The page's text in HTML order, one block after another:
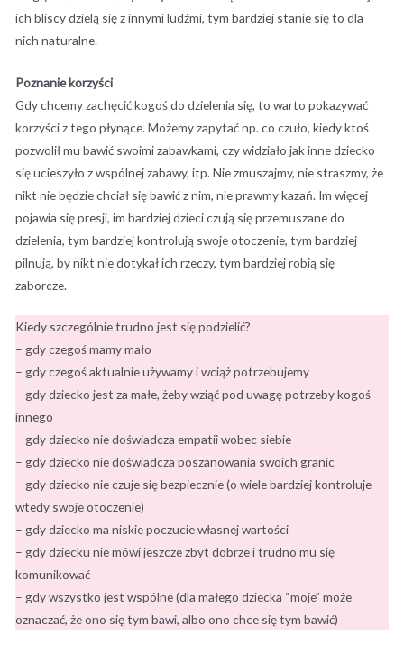
ich bliscy dzielą się z innymi ludźmi, tym bardziej stanie się to dla
nich naturalne.
Poznanie korzyści
Gdy chcemy zachęcić kogoś do dzielenia się, to warto pokazywać
korzyści z tego płynące. Możemy zapytać np. co czuło, kiedy ktoś
pozwolił mu bawić swoimi zabawkami, czy widziało jak inne dziecko
się ucieszyło z wspólnej zabawy, itp. Nie zmuszajmy, nie straszmy, że
nikt nie będzie chciał się bawić z nim, nie prawmy kazań. Im więcej
pojawia się presji, im bardziej dzieci czują się przemuszane do
dzielenia, tym bardziej kontrolują swoje otoczenie, tym bardziej
pilnują, by nikt nie dotykał ich rzeczy, tym bardziej robią się
zaborcze.
Kiedy szczególnie trudno jest się podzielić?
– gdy czegoś mamy mało
– gdy czegoś aktualnie używamy i wciąż potrzebujemy
– gdy dziecko jest za małe, żeby wziąć pod uwagę potrzeby kogoś
innego
– gdy dziecko nie doświadcza empatii wobec siebie
– gdy dziecko nie doświadcza poszanowania swoich granic
– gdy dziecko nie czuje się bezpiecznie (o wiele bardziej kontroluje
wtedy swoje otoczenie)
– gdy dziecko ma niskie poczucie własnej wartości
– gdy dziecku nie mówi jeszcze zbyt dobrze i trudno mu się
komunikować
– gdy wszystko jest wspólne (dla małego dziecka “moje” może
oznaczać, że ono się tym bawi, albo ono chce się tym bawić)